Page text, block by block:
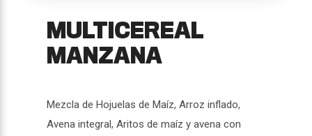
MULTICEREAL
MANZANA
Mezcla de Hojuelas de Maíz, Arroz inflado,
Avena integral, Aritos de maíz y avena con